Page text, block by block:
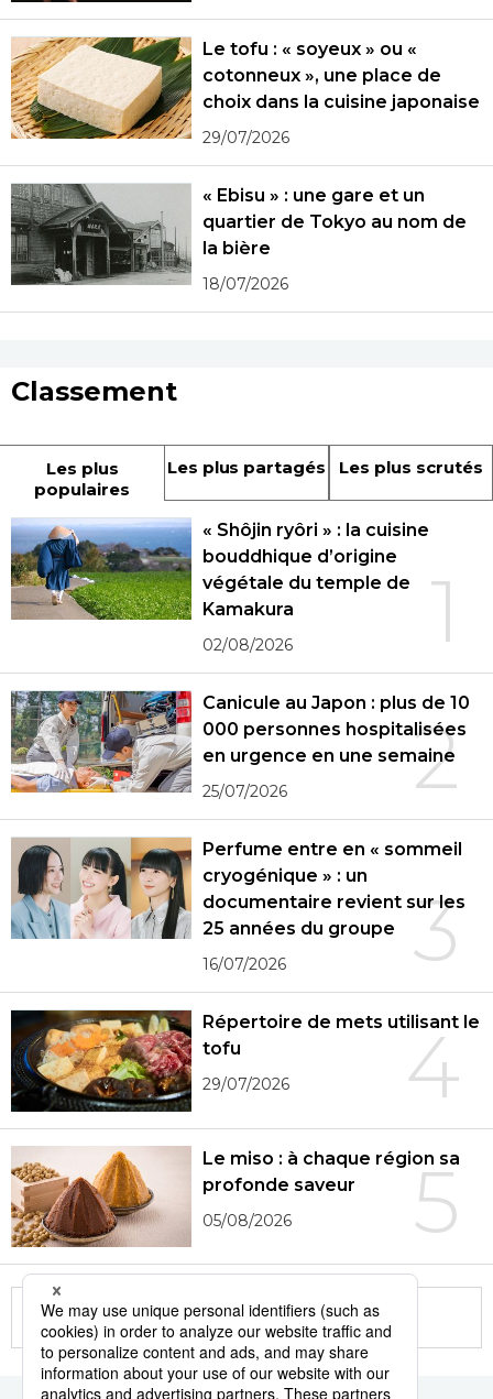
Le tofu : « soyeux » ou «
cotonneux », une place de
choix dans la cuisine japonaise
29/07/2026
« Ebisu » : une gare et un
quartier de Tokyo au nom de
la bière
18/07/2026
Classement
Les plus
populaires
Les plus partagés Les plus scrutés
1
« Shôjin ryôri » : la cuisine
bouddhique d’origine
végétale du temple de
Kamakura
02/08/2026
2
Canicule au Japon : plus de 10
000 personnes hospitalisées
en urgence en une semaine
25/07/2026
3
Perfume entre en « sommeil
cryogénique » : un
documentaire revient sur les
25 années du groupe
16/07/2026
4
Répertoire de mets utilisant le
tofu
29/07/2026
5
Le miso : à chaque région sa
profonde saveur
05/08/2026
More in this series